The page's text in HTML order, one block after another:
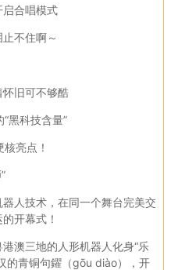
合唱模式
不住啊～
旧可不够酷
黑科技含量”
核亮点！
人技术，在同一个舞台完美交
开幕式！
澳三地的人形机器人化身“乐
的青铜句鑃（gōu diào），开